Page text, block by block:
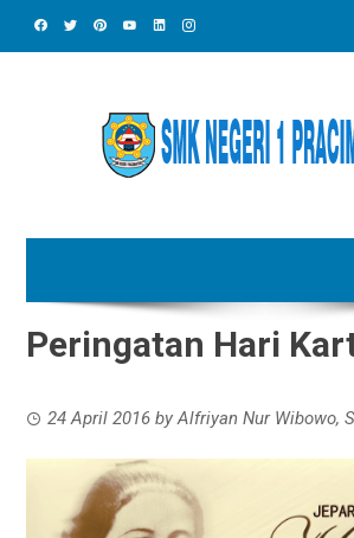
Peringatan Hari
24 April 2016 byAlfriyan Nur Wibowo,